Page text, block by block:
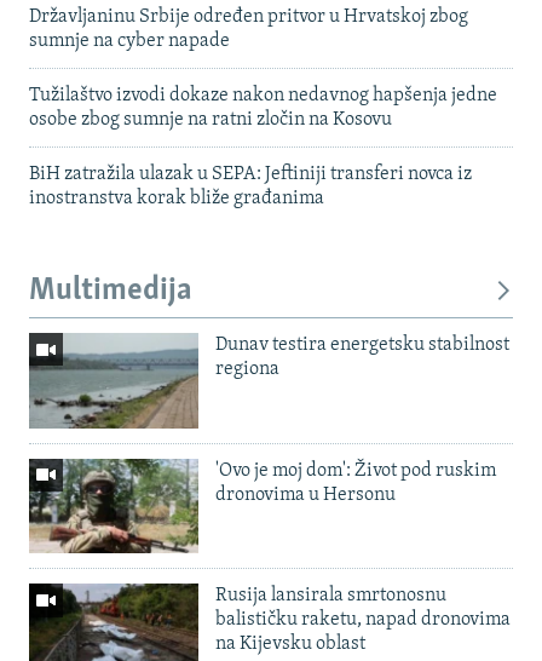
Državljaninu Srbije određen pritvor u Hrvatskoj zbog
sumnje na cyber napade
Tužilaštvo izvodi dokaze nakon nedavnog hapšenja jedne
osobe zbog sumnje na ratni zločin na Kosovu
BiH zatražila ulazak u SEPA: Jeftiniji transferi novca iz
inostranstva korak bliže građanima
Multimedija
Dunav testira energetsku stabilnost
regiona
'Ovo je moj dom': Život pod ruskim
dronovima u Hersonu
Rusija lansirala smrtonosnu
balističku raketu, napad dronovima
na Kijevsku oblast